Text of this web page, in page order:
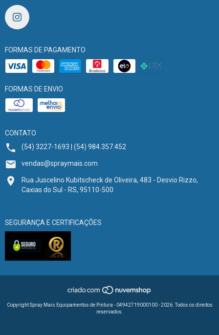
FORMAS DE PAGAMENTO
FORMAS DE ENVIO
CONTATO
(54) 3227-1693 | (54) 984.357.452
vendas@spraymais.com
Rua Juscelino Kubitscheck de Oliveira, 483 - Desvio Rizzo,
Caxias do Sul - RS, 95110-500
SEGURANÇA E CERTIFICAÇÕES
Copyright Spray Mais Equipamentos de Pintura - 04942719000100 - 2026. Todos os direitos
reservados.